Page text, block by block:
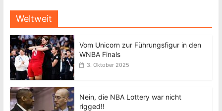
Weltweit
Vom Unicorn zur Führungsfigur in den
WNBA Finals
3. Oktober 2025
Nein, die NBA Lottery war nicht
rigged!!